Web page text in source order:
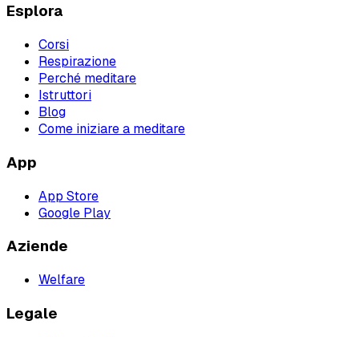
Esplora
Corsi
Respirazione
Perché meditare
Istruttori
Blog
Come iniziare a meditare
App
App Store
Google Play
Aziende
Welfare
Legale